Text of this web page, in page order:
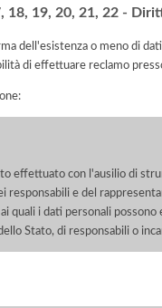
18, 19, 20, 21, 22 -
dell'esistenza o meno di
di effettuare reclamo
effettuato con l'ausilio di
e del
quali i dati personali
Stato, di responsabili o